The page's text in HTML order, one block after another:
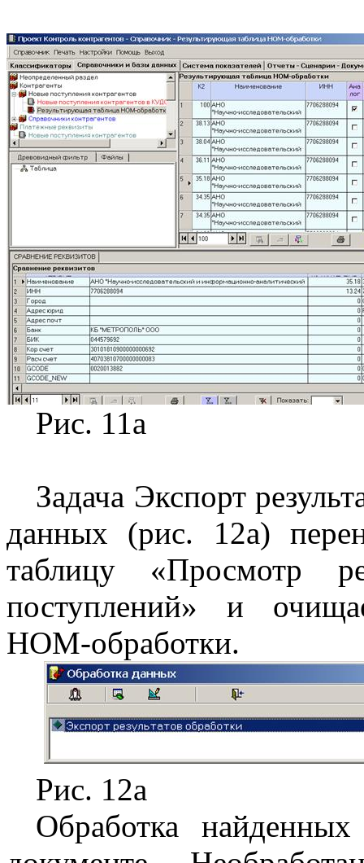
Рис. 11а
Задача Экспорт
данных (рис. 12а)
таблицу «Просмотр
поступлений» и
НОМ-обработки.
Рис. 12а
Обработка